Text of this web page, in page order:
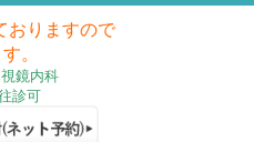
おりますので
。
鏡内科
診可